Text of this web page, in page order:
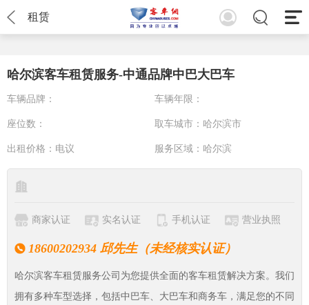
租赁
哈尔滨客车租赁服务-中通品牌中巴大巴车
车辆品牌： 车辆年限：
座位数： 取车城市： 哈尔滨市
出租价格： 电议 服务区域： 哈尔滨
商家认证 实名认证 手机认证 营业执照
18600202934 邱先生（未经核实认证）
哈尔滨客车租赁服务公司为您提供全面的客车租赁解决方案。我们
拥有多种车型选择，包括中巴车、大巴车和商务车，满足您的不同